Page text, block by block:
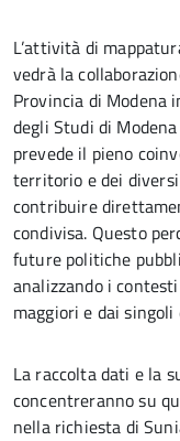
L’attività di
vedrà la
Provincia di Modena
degli Studi di
prevede il pieno
territorio e dei
contribuire
condivisa. Questo
future politiche
analizzando i
maggiori e dai
La raccolta dati e la
concentreranno su
nella richiesta di